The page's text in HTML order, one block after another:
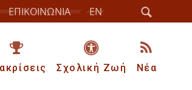
ΕΠΙΚΟΙΝΩΝΙΑ EN
Σχολική Ζωή Νέα